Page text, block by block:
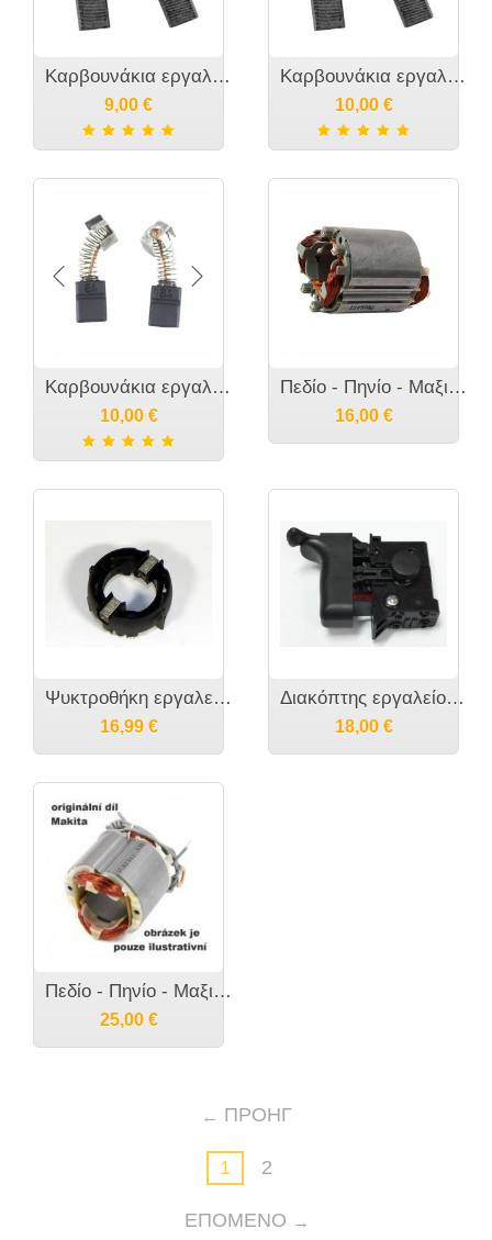
Καρβουνάκια εργαλείου MAKITA - CB-419 CB406 CB 407- 191962-4 195007-0 191927-6
9,00 €
Καρβουνάκια εργαλείου MAKITA - CB-51 - 181021-2
10,00 €
Καρβουνάκια εργαλείου MAKITA 6013BR - CB-60 CB-64 181500-0
10,00 €
Πεδίο - Πηνίο - Μαξιλαράκι εργαλείου MAKITA DP4011 - 633528-9
16,00 €
Ψυκτροθήκη εργαλείου MAKITA HP2071F [638236-7] [638413-1]
16,99 €
Διακόπτης εργαλείου MAKITA - 651838-2
18,00 €
Πεδίο - Πηνίο - Μαξιλαράκι εργαλείου MAKITA - DA3010F DA3011F 635078-0
25,00 €
ΠΡΟΗΓ
1 2
ΕΠΌΜΕΝΟ